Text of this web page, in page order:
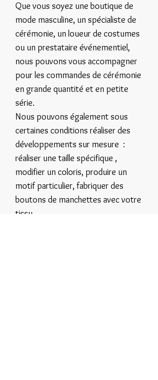
Que vous soyez une boutique de
mode masculine, un spécialiste de
cérémonie, un loueur de costumes
ou un prestataire événementiel,
nous pouvons vous accompagner
pour les commandes de cérémonie
en grande quantité et en petite
série.
Nous pouvons également sous
certaines conditions réaliser des
développements sur mesure :
réaliser une taille spécifique ,
modifier un coloris, produire un
motif particulier, fabriquer des
boutons de manchettes avec votre
tissu.